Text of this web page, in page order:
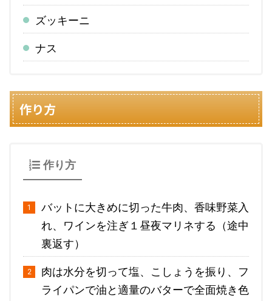
ズッキーニ
ナス
作り方
作り方
バットに大きめに切った牛肉、香味野菜入
れ、ワインを注ぎ１昼夜マリネする（途中
裏返す）
肉は水分を切って塩、こしょうを振り、フ
ライパンで油と適量のバターで全面焼き色